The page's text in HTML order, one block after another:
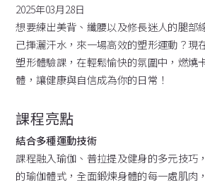
2025年03月28日
想要練出美背、纖腰以及修長迷人的腿部
己揮灑汗水，來一場高效的塑形運動？現
塑形體驗課，在輕鬆愉快的氛圍中，燃燒
體，讓健康與自信成為你的日常！
課程亮點
結合多種運動技術
課程融入瑜伽、普拉提及健身的多元技巧
的瑜伽體式，全面鍛煉身體的每一處肌肉